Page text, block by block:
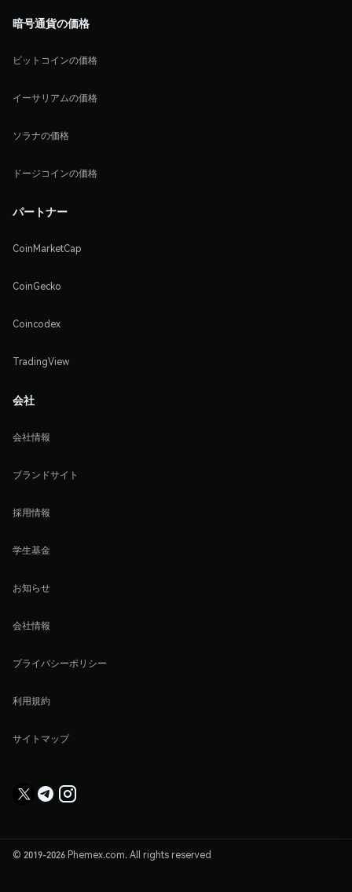
暗号通貨の価格
ビットコインの価格
イーサリアムの価格
ソラナの価格
ドージコインの価格
パートナー
CoinMarketCap
CoinGecko
Coincodex
TradingView
会社
会社情報
ブランドサイト
採用情報
学生基金
お知らせ
会社情報
プライバシーポリシー
利用規約
サイトマップ
© 2019-2026 Phemex.com. All rights reserved